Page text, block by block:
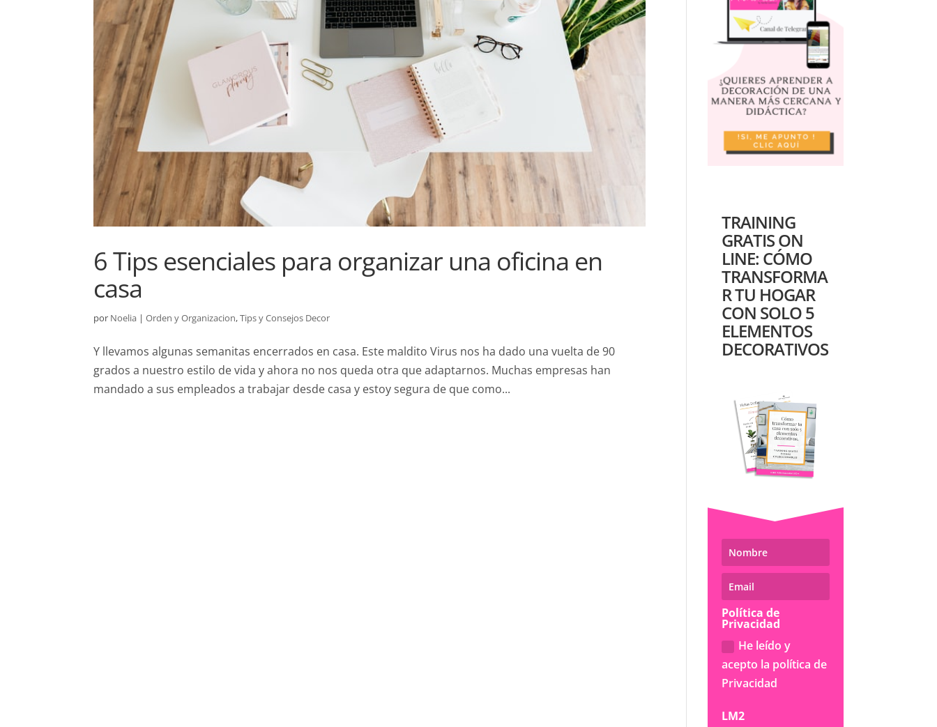
6 Tips esenciales para organizar una oficina en
casa
por Noelia |Orden y Organizacion,Tips y Consejos Decor
Y llevamos algunas semanitas encerrados en casa. Este maldito Virus nos ha dado una vuelta de 90
grados a nuestro estilo de vida y ahora no nos queda otra que adaptarnos. Muchas empresas han
mandado a sus empleados a trabajar desde casa y estoy segura de que como...
TRAINING
GRATIS ON
LINE: CÓMO
TRANSFORMA
R TU HOGAR
CON SOLO 5
ELEMENTOS
DECORATIVOS
Política de
Privacidad
He leído y
acepto la política de
Privacidad
LM2